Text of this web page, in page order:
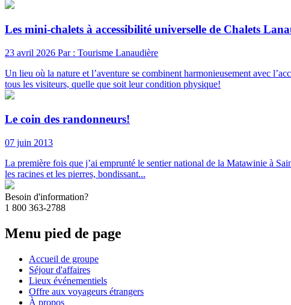
Les mini-chalets à accessibilité universelle de Chalets
23 avril 2026 Par : Tourisme Lanaudière
Un lieu où la nature et l’aventure se combinent harmonieusement avec
tous les visiteurs, quelle que soit leur condition physique!
Le coin des randonneurs!
07 juin 2013
La première fois que j’ai emprunté le sentier national de la Matawinie à
les racines et les pierres, bondissant...
Besoin d'information?
1 800 363-2788
Menu pied de page
Accueil de groupe
Séjour d'affaires
Lieux événementiels
Offre aux voyageurs étrangers
À propos